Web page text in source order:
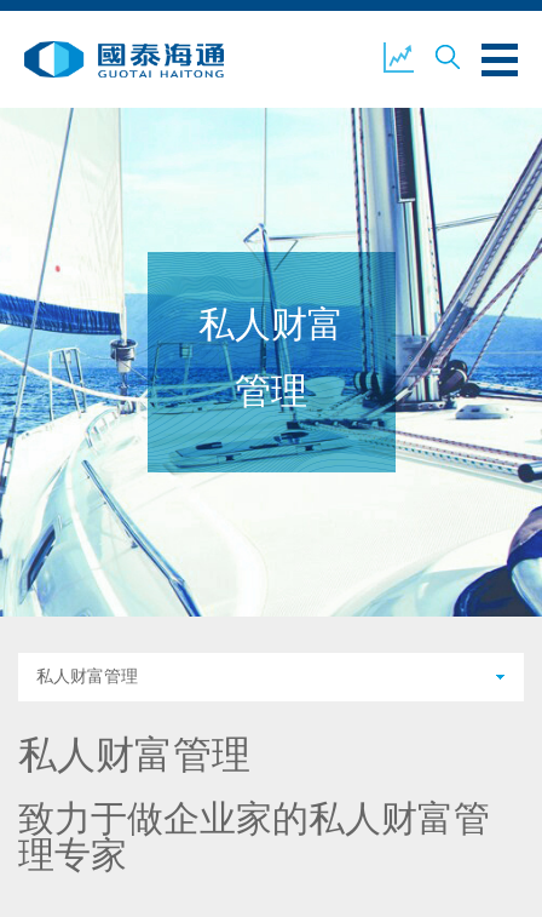
公司新闻
环境、社会及企业管治 国泰海通证券 联络我们
开设户口 客户登入
私人财富
管理
私人财富管理
私人财富管理
致力于做企业家的私人财富管
理专家